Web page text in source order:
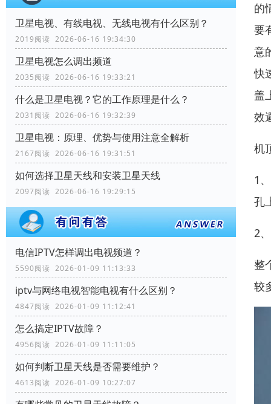
卫星电视、有线电视、无线电视有什么区别？
2019阅读 2026-06-16 19:34:30
卫星电视怎么调出频道
2035阅读 2026-06-16 19:33:21
什么是卫星电视？它的工作原理是什么？
2031阅读 2026-06-16 19:32:39
卫星电视：原理、优势与使用注意全解析
2167阅读 2026-06-16 19:31:51
如何选择卫星天线和安装卫星天线
2097阅读 2026-06-16 19:29:15
电信IPTV怎样调出电视频道？
5590阅读 2026-01-09 11:13:33
iptv与网络电视智能电视有什么区别？
4847阅读 2026-01-09 11:12:41
怎么搞定IPTV故障？
4956阅读 2026-01-09 11:11:05
如何判断卫星天线是否需要维护？
4613阅读 2026-01-09 10:27:07
的
要
意
快
盖
效
机
1
孔
2
整
较